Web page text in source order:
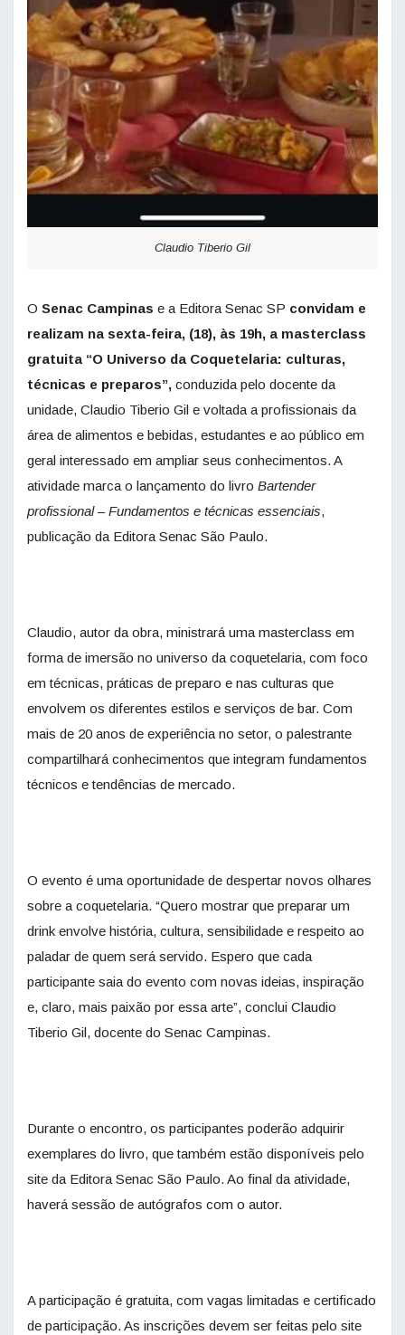
Claudio Tiberio Gil
O Senac Campinas e a Editora Senac SP convidam e
realizam na sexta-feira, (18), às 19h, a masterclass
gratuita “O Universo da Coquetelaria: culturas,
técnicas e preparos”, conduzida pelo docente da
unidade, Claudio Tiberio Gil e voltada a profissionais da
área de alimentos e bebidas, estudantes e ao público em
geral interessado em ampliar seus conhecimentos. A
atividade marca o lançamento do livro Bartender
profissional – Fundamentos e técnicas essenciais,
publicação da Editora Senac São Paulo.
Claudio, autor da obra, ministrará uma masterclass em
forma de imersão no universo da coquetelaria, com foco
em técnicas, práticas de preparo e nas culturas que
envolvem os diferentes estilos e serviços de bar. Com
mais de 20 anos de experiência no setor, o palestrante
compartilhará conhecimentos que integram fundamentos
técnicos e tendências de mercado.
O evento é uma oportunidade de despertar novos olhares
sobre a coquetelaria. “Quero mostrar que preparar um
drink envolve história, cultura, sensibilidade e respeito ao
paladar de quem será servido. Espero que cada
participante saia do evento com novas ideias, inspiração
e, claro, mais paixão por essa arte”, conclui Claudio
Tiberio Gil, docente do Senac Campinas.
Durante o encontro, os participantes poderão adquirir
exemplares do livro, que também estão disponíveis pelo
site da Editora Senac São Paulo. Ao final da atividade,
haverá sessão de autógrafos com o autor.
A participação é gratuita, com vagas limitadas e certificado
de participação. As inscrições devem ser feitas pelo site